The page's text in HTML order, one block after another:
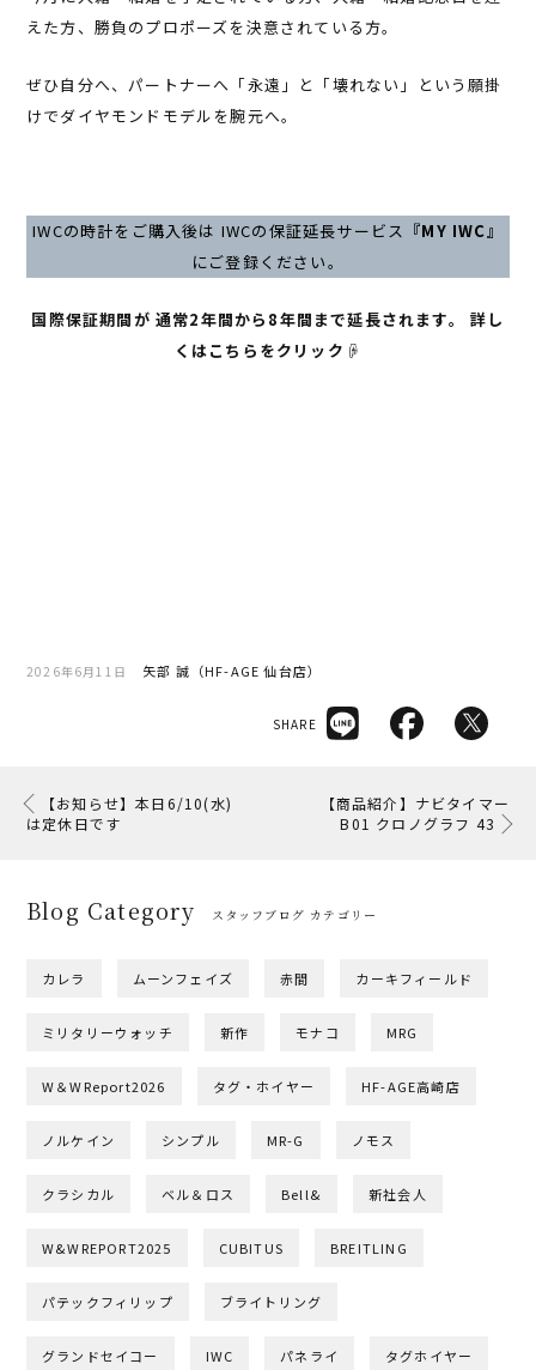
えた方、勝負のプロポーズを決意されている方。
ぜひ自分へ、パートナーへ「永遠」と「壊れない」という願掛
けでダイヤモンドモデルを腕元へ。
IWCの時計をご購入後は IWCの保証延長サービス 『MY IWC』
にご登録ください。
国際保証期間が 通常2年間から8年間まで延長されます。
詳し
くはこちらをクリック☟
2026年6月11日 矢部 誠（HF-AGE 仙台店）
SHARE
【お知らせ】本日6/10(水)
は定休日です
【商品紹介】ナビタイマー
B01 クロノグラフ 43
Blog Category スタッフブログ カテゴリー
カレラ ムーンフェイズ 赤間 カーキフィールド
ミリタリーウォッチ 新作 モナコ MRG
W＆WReport2026 タグ・ホイヤー HF-AGE高崎店
ノルケイン シンプル MR-G ノモス
クラシカル ベル＆ロス Bell& 新社会人
W&WREPORT2025 CUBITUS BREITLING
パテックフィリップ ブライトリング
グランドセイコー IWC パネライ タグホイヤー